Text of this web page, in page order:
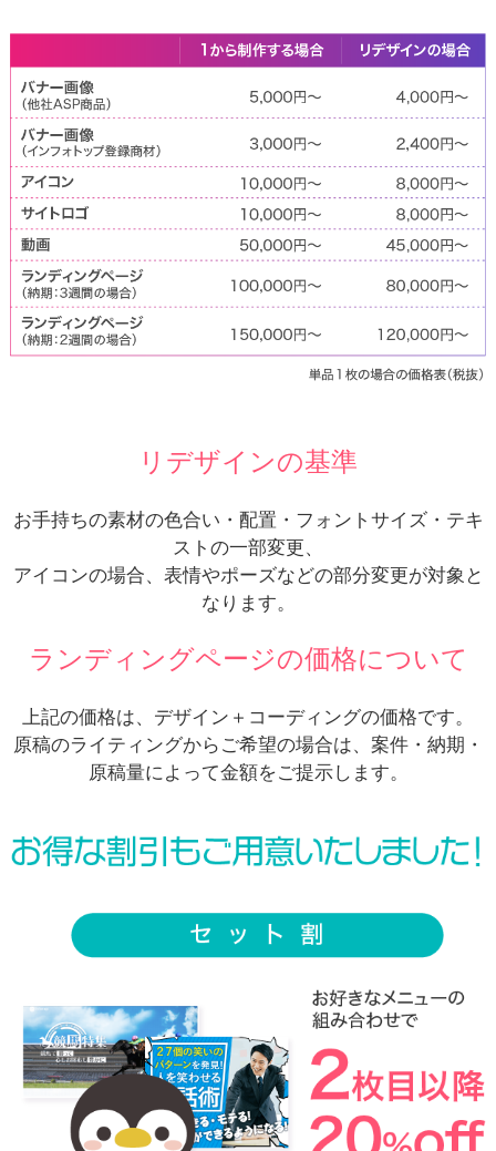
リデザインの基準
お手持ちの素材の色合い・配置・フォントサイズ・テキ
ストの一部変更、
アイコンの場合、表情やポーズなどの部分変更が対象と
なります。
ランディングページの価格について
上記の価格は、デザイン＋コーディングの価格です。
原稿のライティングからご希望の場合は、案件・納期・
原稿量によって金額をご提示します。